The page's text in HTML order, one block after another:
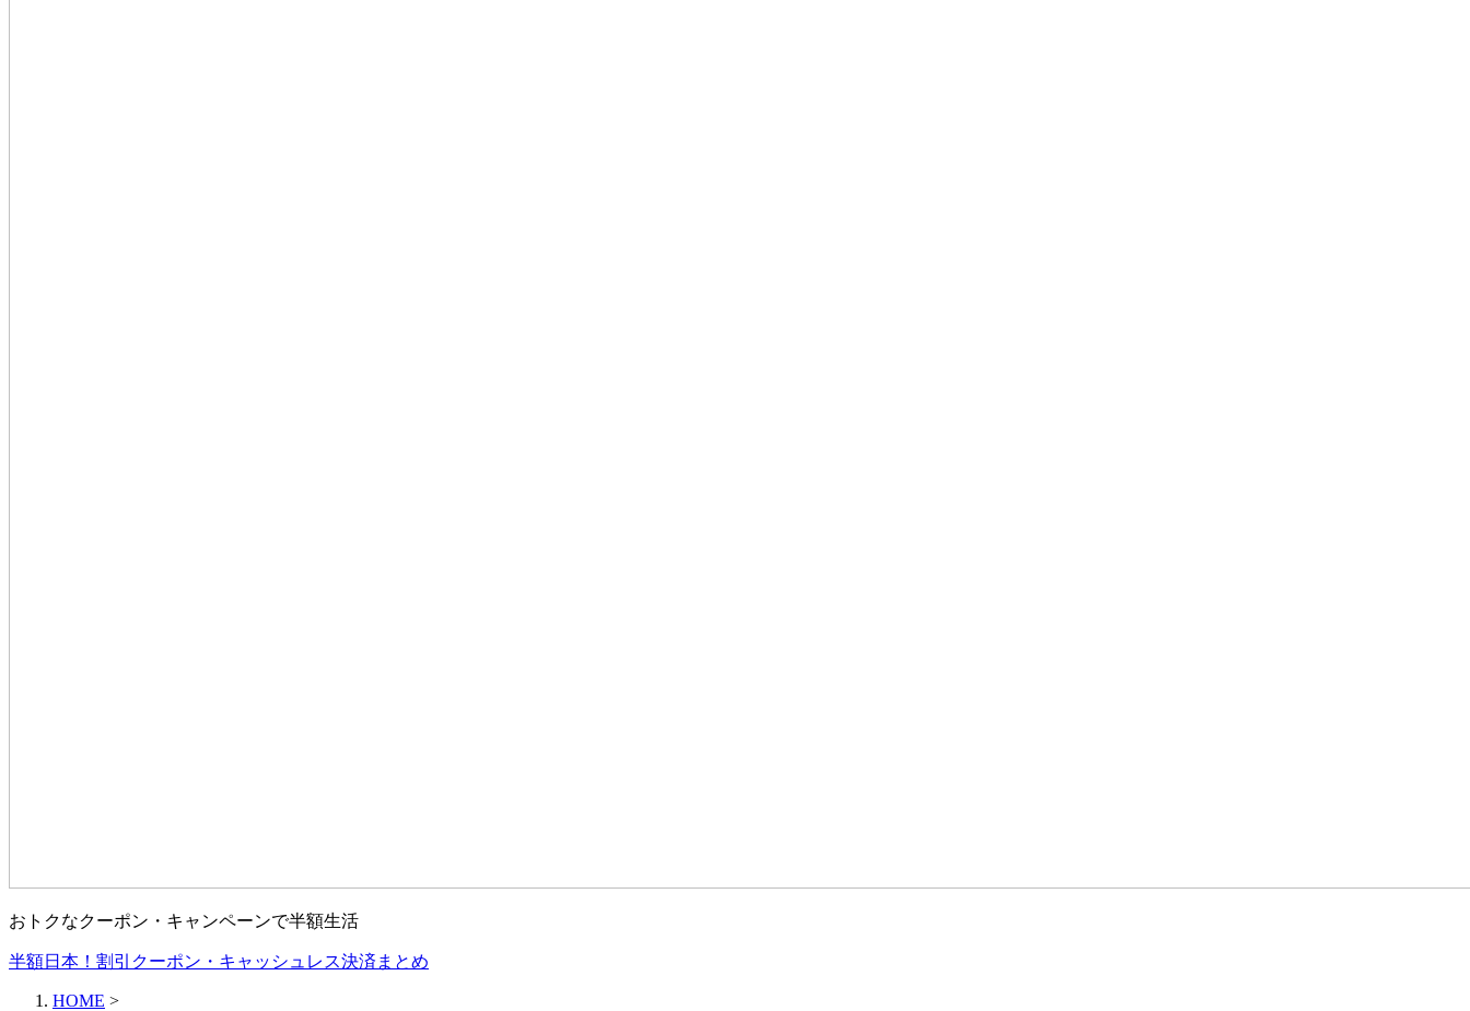
おトクなクーポン・キャンペーンで半額生活
半額日本！割引クーポン・キャッシュレス決済まとめ
HOME >